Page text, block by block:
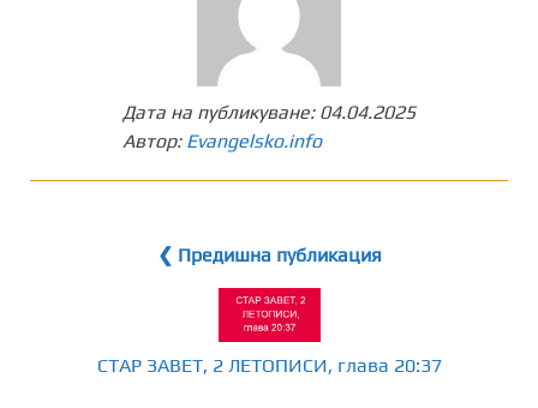
Дата на публикуване: 04.04.2025
Автор: Evangelsko.info
❮ Предишна публикация
СТАР ЗАВЕТ, 2 ЛЕТОПИСИ, глава 20:37